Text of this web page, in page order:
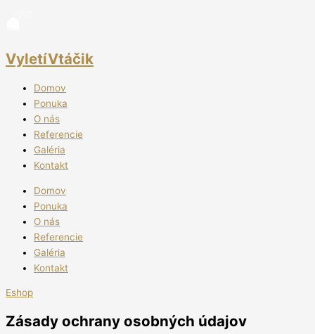
VyletíVtáčik
Domov
Ponuka
O nás
Referencie
Galéria
Kontakt
Domov
Ponuka
O nás
Referencie
Galéria
Kontakt
Eshop
Zásady ochrany osobných údajov